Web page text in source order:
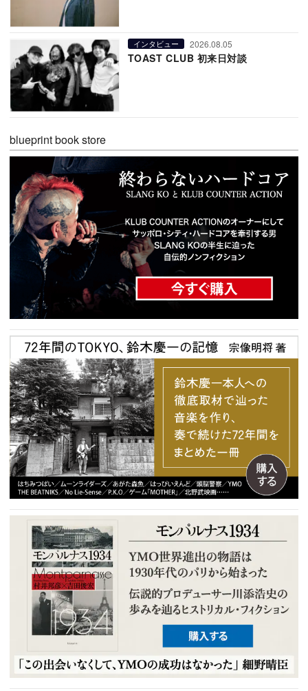
インタビュー 2026.08.05
TOAST CLUB 初来日対談
blueprint book store